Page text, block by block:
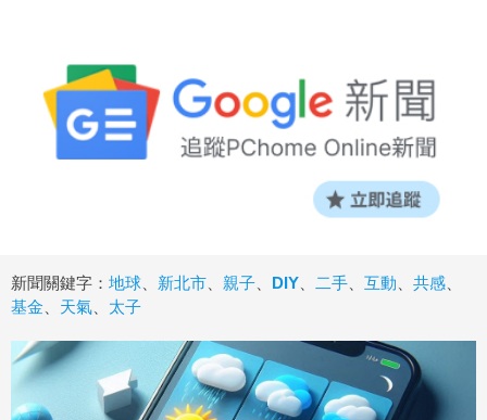
新聞關鍵字： 地球 新北市 親子 DIY 二手 互動 共感
基金
天氣 太子